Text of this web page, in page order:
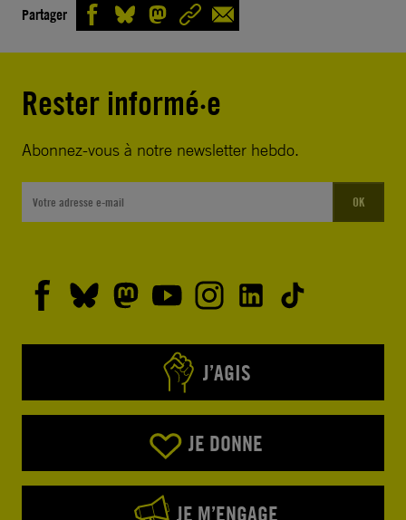
Partager
Rester informé·e
Abonnez-vous à notre newsletter hebdo.
OK
J’AGIS
JE DONNE
JE M’ENGAGE